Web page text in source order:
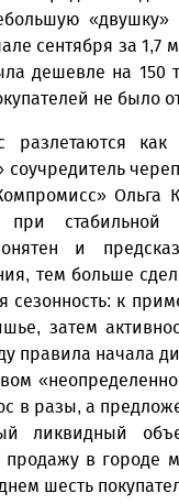
«двушку»
сентября за 1,7
дешевле на 150
не было
разлетаются
Ольга
при стабильной
и
тем больше
сезонность: к
затем
правила начала
в разы, а
ликвидный
в городе
шесть